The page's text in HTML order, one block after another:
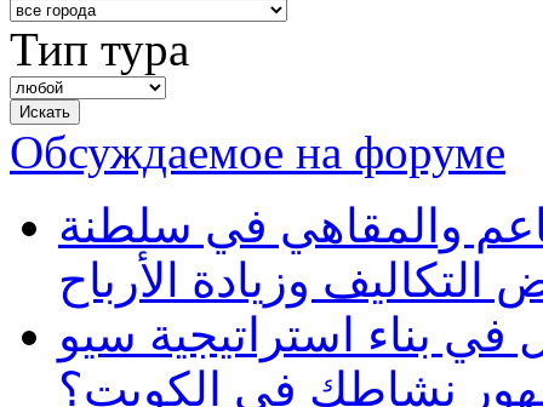
Тип тура
Обсуждаемое на форуме
والمقاهي في سلطنة
وزيادة الأرباح
بناء استراتيجية سيو
نشاطك في الكويت؟